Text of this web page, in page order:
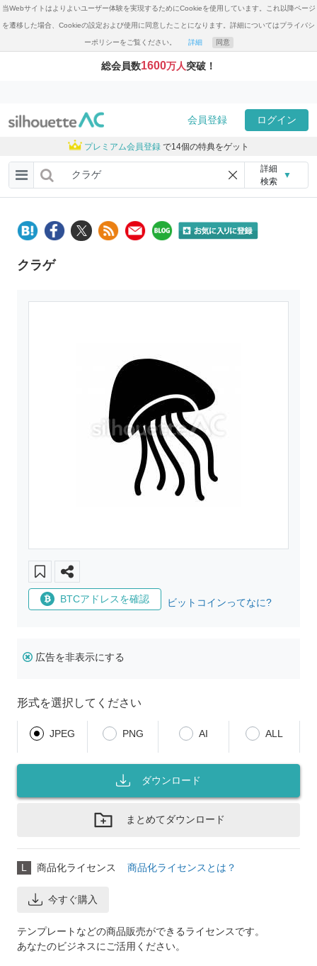
当Webサイトはよりよいユーザー体験を実現するためにCookieを使用しています。これ以降ページ
を遷移した場合、Cookieの設定および使用に同意したことになります。詳細についてはプライバシ
ーポリシーをご覧ください。 詳細 同意
総会員数1600万人突破！
会員登録 ログイン
プレミアム会員登録 で14個の特典をゲット
詳細
検索
▼
クラゲ
BTCアドレスを確認 ビットコインってなに?
広告を非表示にする
形式を選択してください
JPEG PNG AI ALL
ダウンロード
まとめてダウンロード
L 商品化ライセンス 商品化ライセンスとは？
今すぐ購入
テンプレートなどの商品販売ができるライセンスです。
あなたのビジネスにご活用ください。